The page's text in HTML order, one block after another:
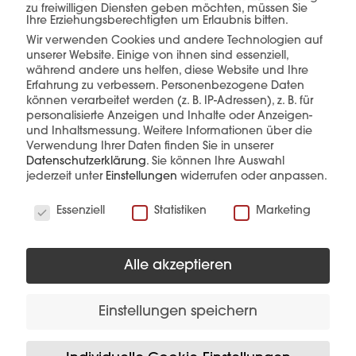
mehr erfahren
Diese Produkte könnten Sie auch
interessieren
zu freiwilligen Diensten geben möchten, müssen Sie
Ihre Erziehungsberechtigten um Erlaubnis bitten.
Wir verwenden Cookies und andere Technologien auf
unserer Website. Einige von ihnen sind essenziell,
während andere uns helfen, diese Website und Ihre
Erfahrung zu verbessern. Personenbezogene Daten
können verarbeitet werden (z. B. IP-Adressen), z. B. für
personalisierte Anzeigen und Inhalte oder Anzeigen-
und Inhaltsmessung. Weitere Informationen über die
Verwendung Ihrer Daten finden Sie in unserer
Datenschutzerklärung. Sie können Ihre Auswahl
jederzeit unter Einstellungen widerrufen oder anpassen.
Essenziell
Statistiken Marketing
Alle akzeptieren
Einstellungen speichern